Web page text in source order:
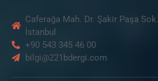
Caferağa Mah. Dr. Şakir Paşa
İstanbul
+90 543 345 46 00
bilgi@221bdergi.com